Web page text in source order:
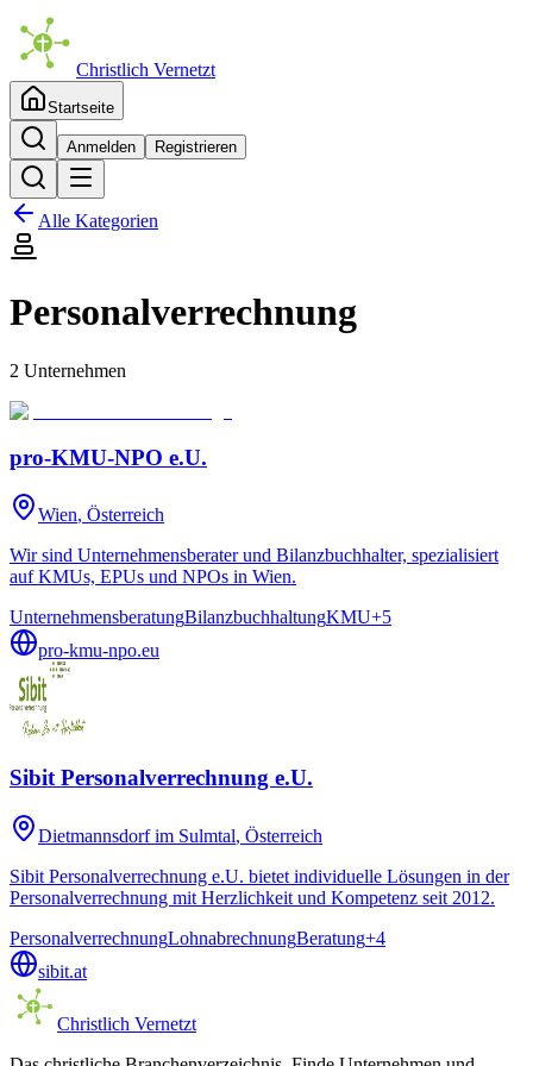
Christlich Vernetzt
Startseite
Anmelden Registrieren
Alle Kategorien
Personalverrechnung
2 Unternehmen
pro-KMU-NPO e.U.
Wien, Österreich
Wir sind Unternehmensberater und Bilanzbuchhalter, spezialisiert
auf KMUs, EPUs und NPOs in Wien.
UnternehmensberatungBilanzbuchhaltungKMU+5
pro-kmu-npo.eu
Sibit Personalverrechnung e.U.
Dietmannsdorf im Sulmtal, Österreich
Sibit Personalverrechnung e.U. bietet individuelle Lösungen in der
Personalverrechnung mit Herzlichkeit und Kompetenz seit 2012.
PersonalverrechnungLohnabrechnungBeratung+4
sibit.at
Christlich Vernetzt